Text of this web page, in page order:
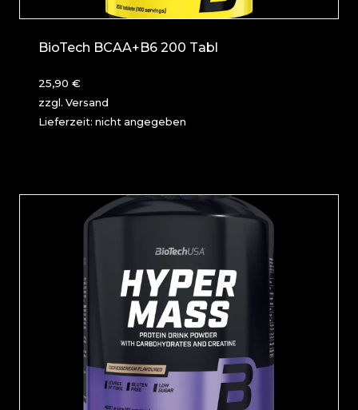
BioTech BCAA+B6 200 Tabl
25,90 €
zzgl. Versand
Lieferzeit: nicht angegeben